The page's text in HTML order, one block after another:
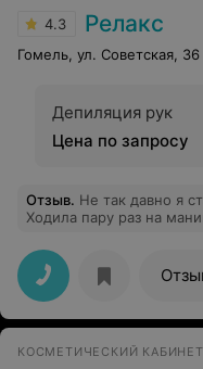
4.3 Релакс
Гомель, ул. Советская, 36
Депиляция рук
Цена по запросу
Отзыв. Не так давно я стала клиенткой этого салона.
Ходила пару раз на
и старательно
профессионалы своего
клиент, всегда
буду всем
КОСМЕТИЧЕСКИЙ КАБИНЕТ